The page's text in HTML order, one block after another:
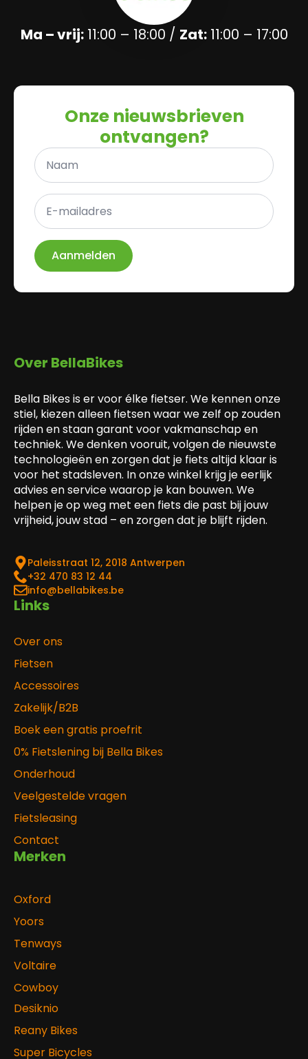
Ma – vrij:11:00 – 18:00 / Zat:11:00 – 17:00
Onze nieuwsbrieven
ontvangen?
Naam
E-
mailadres
*
Aanmelden
Over BellaBikes
Bella Bikes is er voor élke fietser. We kennen onze
stiel, kiezen alleen fietsen waar we zelf op zouden
rijden en staan garant voor vakmanschap en
techniek. We denken vooruit, volgen de nieuwste
technologieën en zorgen dat je fiets altijd klaar is
voor het stadsleven. In onze winkel krijg je eerlijk
advies en service waarop je kan bouwen. We
helpen je op weg met een fiets die past bij jouw
vrijheid, jouw stad – en zorgen dat je blijft rijden.
Paleisstraat 12, 2018 Antwerpen
‎+32 470 83 12 44
info@bellabikes.be
Links
Over ons
Fietsen
Accessoires
Zakelijk/B2B
Boek een gratis proefrit
0% Fietslening bij Bella Bikes
Onderhoud
Veelgestelde vragen
Fietsleasing
Contact
Merken
Oxford
Yoors
Tenways
Voltaire
Cowboy
Desiknio
Reany Bikes
Super Bicycles